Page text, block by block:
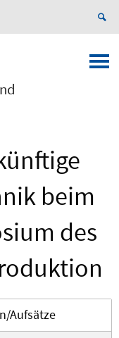
beim
des
Aufsätze